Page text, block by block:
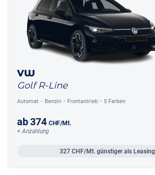
VW
Golf R-Line
Automat Benzin Frontantrieb 5 Farben
ab374 CHF/Mt.
+ Anzahlung
327 CHF/Mt. günstiger als Leasing